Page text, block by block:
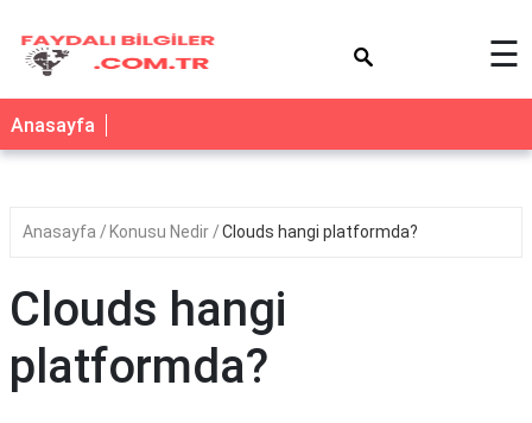
☰
Anasayfa
Anasayfa Konusu Nedir Clouds hangi platformda?
Clouds hangi
platformda?